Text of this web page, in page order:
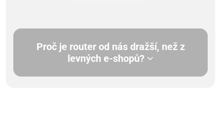
Proč je router od nás dražší, než z
levných e-shopů?